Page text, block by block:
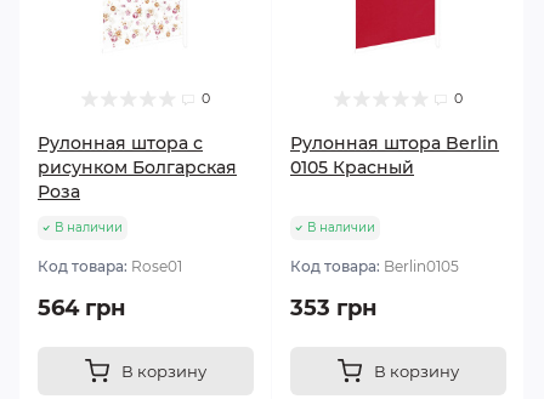
0
Рулонная штора с
рисунком Болгарская
Роза
В наличии
Код товара: Rose01
564 грн
В корзину
0
Рулонная штора Berlin
0105 Красный
В наличии
Код товара: Berlin0105
353 грн
В корзину